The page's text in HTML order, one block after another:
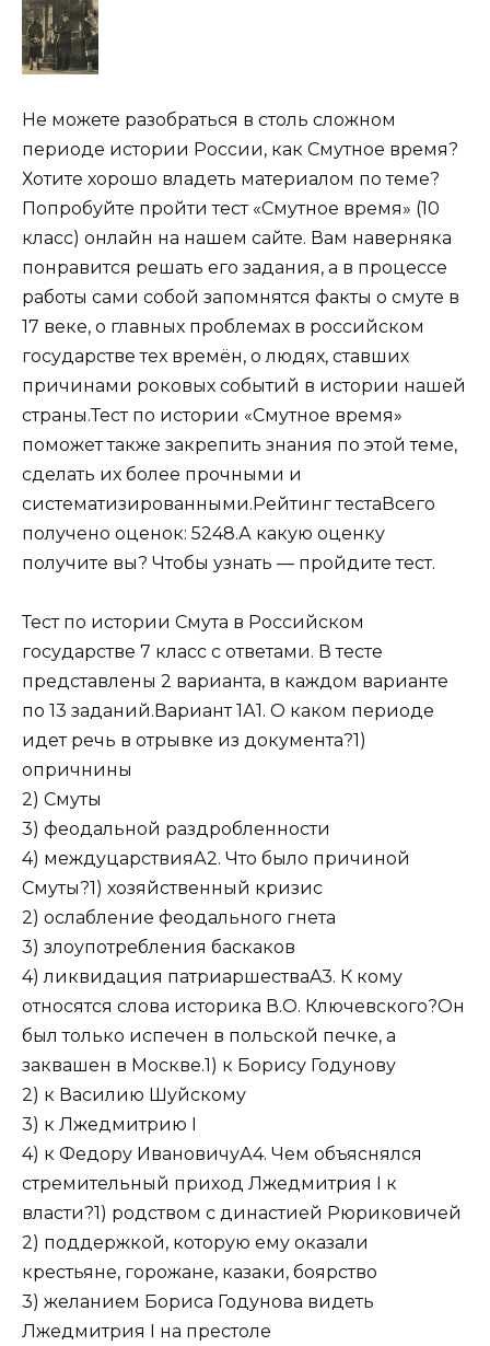
Не можете разобраться в столь сложном
периоде истории России, как Смутное время?
Хотите хорошо владеть материалом по теме?
Попробуйте пройти тест «Смутное время» (10
класс) онлайн на нашем сайте. Вам наверняка
понравится решать его задания, а в процессе
работы сами собой запомнятся факты о смуте в
17 веке, о главных проблемах в российском
государстве тех времён, о людях, ставших
причинами роковых событий в истории нашей
страны.Тест по истории «Смутное время»
поможет также закрепить знания по этой теме,
сделать их более прочными и
систематизированными.Рейтинг тестаВсего
получено оценок: 5248.А какую оценку
получите вы? Чтобы узнать — пройдите тест.
Тест по истории Смута в Российском
государстве 7 класс с ответами. В тесте
представлены 2 варианта, в каждом варианте
по 13 заданий.Вариант 1А1. О каком периоде
идет речь в отрывке из документа?1)
опричнины
2) Смуты
3) феодальной раздробленности
4) междуцарствияА2. Что было причиной
Смуты?1) хозяйственный кризис
2) ослабление феодального гнета
3) злоупотребления баскаков
4) ликвидация патриаршестваA3. К кому
относятся слова историка В.О. Ключевского?Он
был только испечен в польской печке, а
заквашен в Москве.1) к Борису Годунову
2) к Василию Шуйскому
3) к Лжедмитрию I
4) к Федору ИвановичуА4. Чем объяснялся
стремительный приход Лжедмитрия I к
власти?1) родством с династией Рюриковичей
2) поддержкой, которую ему оказали
крестьяне, горожане, казаки, боярство
3) желанием Бориса Годунова видеть
Лжедмитрия I на престоле